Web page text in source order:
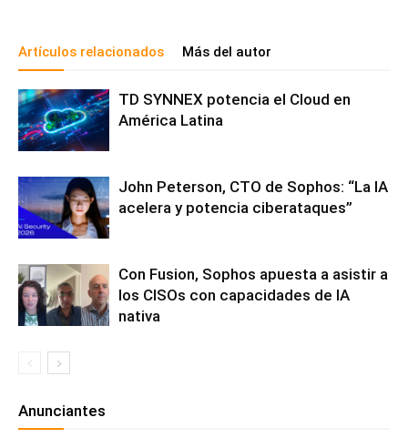
Artículos relacionados Más del autor
TD SYNNEX potencia el Cloud en
América Latina
John Peterson, CTO de Sophos: “La IA
acelera y potencia ciberataques”
Con Fusion, Sophos apuesta a asistir a
los CISOs con capacidades de IA
nativa
Anunciantes